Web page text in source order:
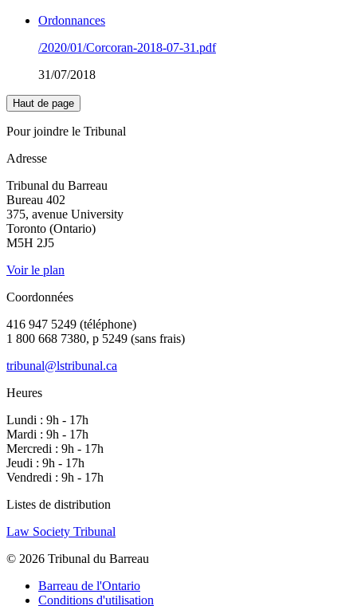
Ordonnances
/2020/01/Corcoran-2018-07-31.pdf
31/07/2018
Haut de page
Pour joindre le Tribunal
Adresse
Tribunal du Barreau
Bureau 402
375, avenue University
Toronto (Ontario)
M5H 2J5
Voir le plan
Coordonnées
416 947 5249 (téléphone)
1 800 668 7380, p 5249 (sans frais)
tribunal@lstribunal.ca
Heures
Lundi : 9h - 17h
Mardi : 9h - 17h
Mercredi : 9h - 17h
Jeudi : 9h - 17h
Vendredi : 9h - 17h
Listes de distribution
Law Society Tribunal
© 2026 Tribunal du Barreau
Barreau de l'Ontario
Conditions d'utilisation